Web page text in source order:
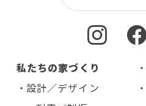
私たちの家づくり
設計／デザイン